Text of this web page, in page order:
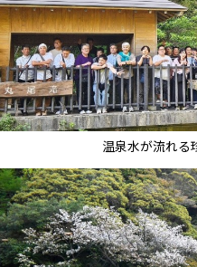
温泉水が流れる